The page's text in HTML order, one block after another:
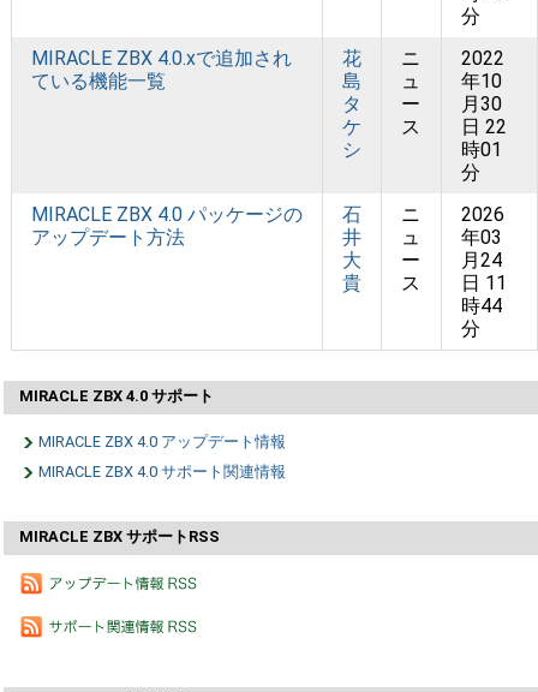
分
MIRACLE ZBX 4.0.xで追加され
ている機能一覧
花
島
タ
ケ
シ
ニ
ュ
ー
ス
2022
年10
月30
日 22
時01
分
MIRACLE ZBX 4.0 パッケージの
アップデート方法
石
井
大
貴
ニ
ュ
ー
ス
2026
年03
月24
日 11
時44
分
MIRACLE ZBX 4.0 サポート
MIRACLE ZBX 4.0 アップデート情報
MIRACLE ZBX 4.0 サポート関連情報
MIRACLE ZBX サポートRSS